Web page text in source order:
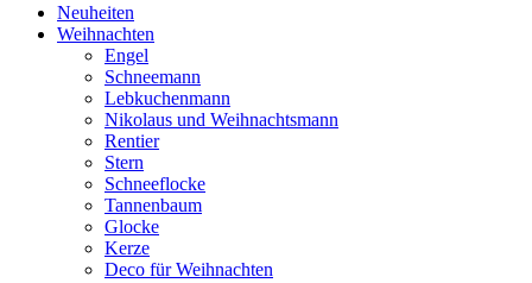
Neuheiten
Weihnachten
Engel
Schneemann
Lebkuchenmann
Nikolaus und Weihnachtsmann
Rentier
Stern
Schneeflocke
Tannenbaum
Glocke
Kerze
Deco für Weihnachten